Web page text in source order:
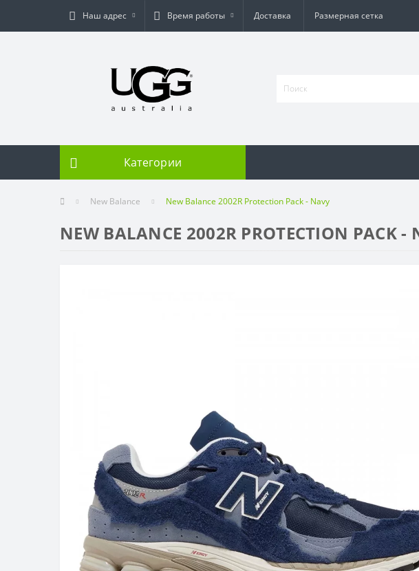
Наш адрес Время работы Доставка Размерная сетка
Категории
New Balance New Balance 2002R Protection Pack - Navy
NEW BALANCE 2002R PROTECTION PACK -